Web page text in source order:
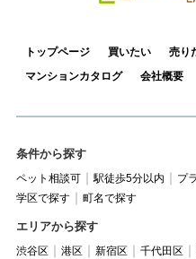
トップページ 買いたい 売り
マンションカタログ
会社概要
条件から探す
ペット相談可 駅徒歩5分以内 プ
学区で探す
町名で探す
エリアから探す
渋谷区 港区 新宿区 千代田区